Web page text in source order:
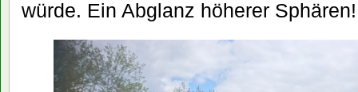
würde. Ein Abglanz höherer